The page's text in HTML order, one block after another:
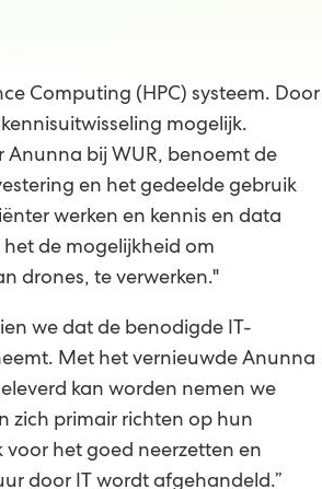
Computing (HPC) systeem. Door
mogelijk.
bij WUR, benoemt de
en het gedeelde gebruik
werken en kennis en data
de mogelijkheid om
drones, te verwerken."
we dat de benodigde IT-
Met het vernieuwde Anunna
kan worden nemen we
zich primair richten op hun
het goed neerzetten en
door IT wordt afgehandeld.”